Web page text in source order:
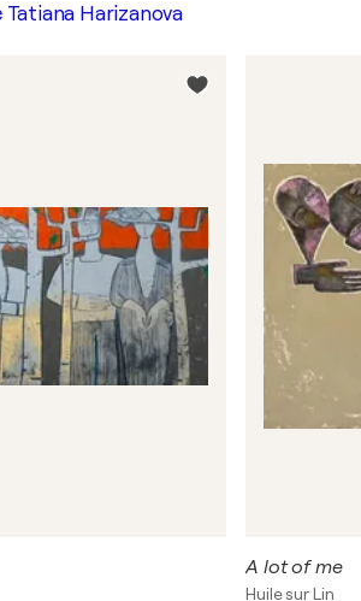
Tatiana Harizanova
A lot of me
Huile sur Lin